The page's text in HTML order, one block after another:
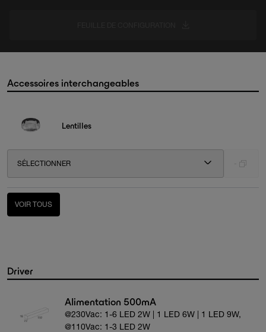
Accessoires interchangeables
Lentilles
SÉLECTIONNER
VOIR TOUS
Driver
Alimentation 500mA
@230Vac: 1-6 LED 2W | 1 LED 6W | 1 LED 9W,
@110Vac: 1-3 LED 2W